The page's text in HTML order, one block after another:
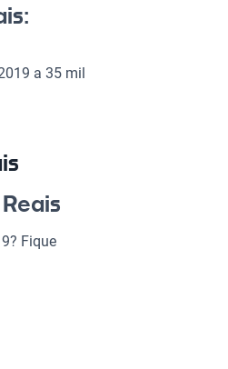
a 35 mil
nas
uma
Fique